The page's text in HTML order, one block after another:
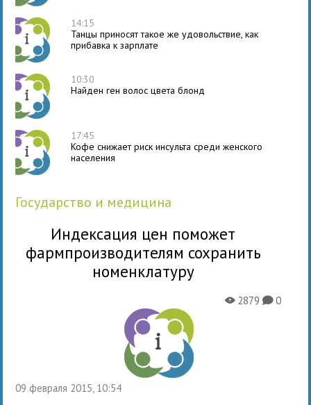
14:15
Танцы приносят такое же удовольствие, как
прибавка к зарплате
10:30
Найден ген волос цвета блонд
17:45
Кофе снижает риск инсульта среди женского
населения
государство и медицина
Индексация цен поможет
фармпроизводителям сохранить
номенклатуру
09 февраля 2015, 10:54
X2879K0